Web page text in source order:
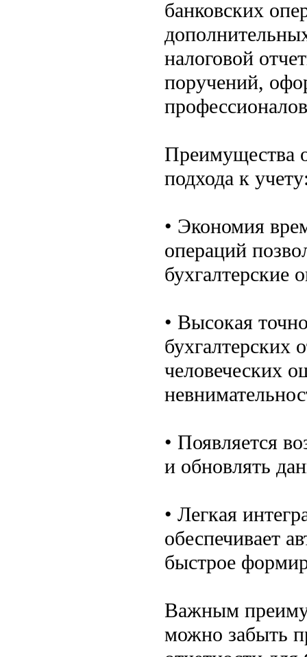
банковских
налоговой
поручений,
Преимущества
подхода к
• Экономия
операций
бухгалтерские
• Высокая
бухгалтерских
человеческих
• Появляется
и обновлять
• Легкая
обеспечивает
быстрое
Важным
можно забыть